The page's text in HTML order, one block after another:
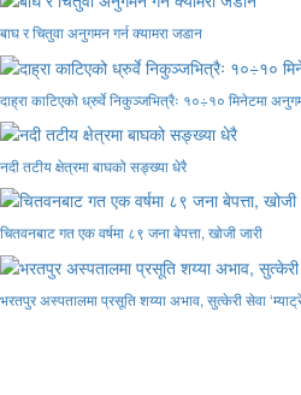
बाघ र चितुवा अनुगमन गर्न क्यामरा जडान
दाह्रा काटिएको ध्रुर्वे निकुञ्जभित्रैः १०÷१० मिनेटमा
नदी तटीय क्षेत्रमा बाघको सङ्ख्या धेरै
चितवनबाट गत एक वर्षमा ८९ जना बेपत्ता, खोजी जारी
भरतपुर अस्पतालमा प्रसूति शय्या अभाव, सुत्केरी सेवा